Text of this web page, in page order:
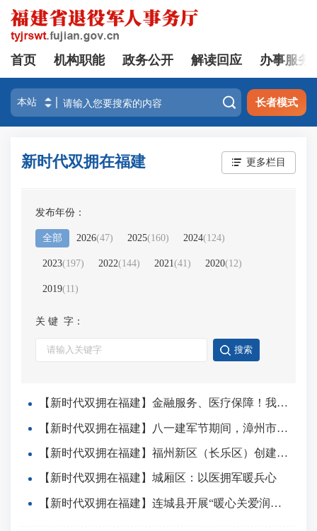
首页 机构职能 政务公开 解读回应 办事服务
 长者模式
新时代双拥在福建 更多栏目
发布年份：
全部 2026(47) 2025(160) 2024(124)
2023(197) 2022(144) 2021(41) 2020(12)
2019(11)
关 键 字：
【新时代双拥在福建】金融服务、医疗保障！我省多地拥军举措升级上新→
【新时代双拥在福建】八一建军节期间，漳州市区两家游泳馆连续3天免费请“军”体验
【新时代双拥在福建】福州新区（长乐区）创建“四位一体”拥军格局 发布七大服务包
【新时代双拥在福建】城厢区：以医拥军暖兵心
【新时代双拥在福建】连城县开展“暖心关爱润军嫂·双拥赋能绽芳华”活动